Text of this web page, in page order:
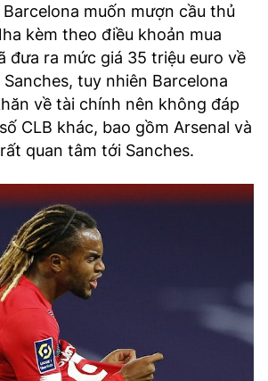
muốn mượn cầu thủ
kèm theo điều khoản mua
đưa ra mức giá 35 triệu euro về
tuy nhiên Barcelona
về tài chính nên không đáp
CLB khác, bao gồm Arsenal và
quan tâm tới Sanches.